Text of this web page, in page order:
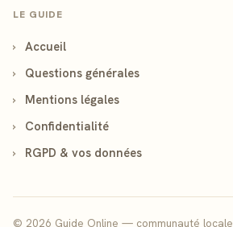
LE GUIDE
›
Accueil
›
Questions générales
›
Mentions légales
›
Confidentialité
›
RGPD & vos données
© 2026 Guide Online — communauté locale